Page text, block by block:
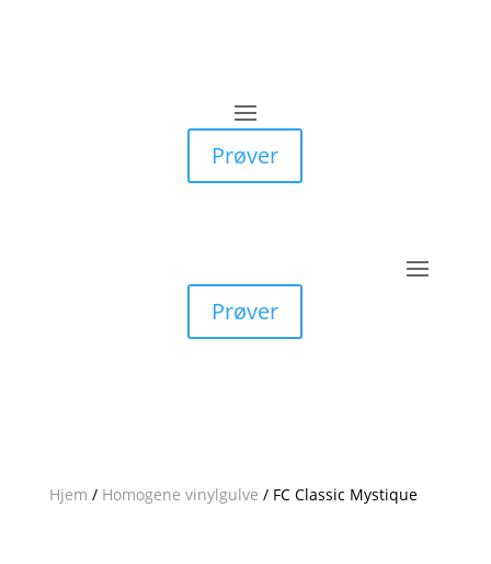
Prøver
Prøver
Hjem / Homogene vinylgulve / FC Classic Mystique